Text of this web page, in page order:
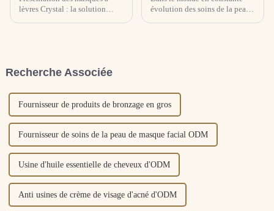
lèvres Crystal : la solution
et d'un...
évolution des soins de la peau,
Recherche Associée
Fournisseur de produits de bronzage en gros
Fournisseur de soins de la peau de masque facial ODM
Usine d'huile essentielle de cheveux d'ODM
Anti usines de crème de visage d'acné d'ODM